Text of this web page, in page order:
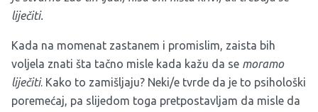
liječiti.
Kada na momenat zastanem i promislim, zaista bih
voljela znati šta tačno misle kada kažu da se moramo
liječiti. Kako to zamišljaju? Neki/e tvrde da je to psihološki
poremećaj, pa slijedom toga pretpostavljam da misle da